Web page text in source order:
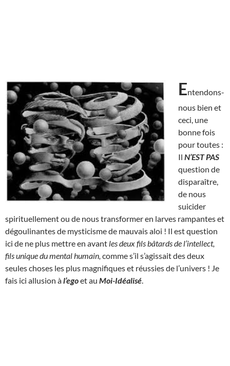
Entendons-
nous bien et
ceci, une
bonne fois
pour toutes :
Il N’EST PAS
question de
disparaître,
de nous
suicider
spirituellement ou de nous transformer en larves rampantes et
dégoulinantes de mysticisme de mauvais aloi ! Il est question
ici de ne plus mettre en avant les deux fils bâtards de l’intellect,
fils unique du mental humain, comme s’il s’agissait des deux
seules choses les plus magnifiques et réussies de l’univers ! Je
fais ici allusion àl’egoet au Moi-Idéalisé